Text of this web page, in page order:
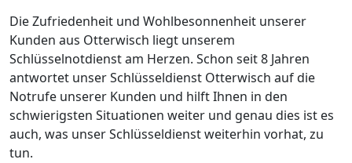
Die Zufriedenheit und Wohlbesonnenheit unserer
Kunden aus Otterwisch liegt unserem
Schlüsselnotdienst am Herzen. Schon seit 8 Jahren
antwortet unser Schlüsseldienst Otterwisch auf die
Notrufe unserer Kunden und hilft Ihnen in den
schwierigsten Situationen weiter und genau dies ist es
auch, was unser Schlüsseldienst weiterhin vorhat, zu
tun.